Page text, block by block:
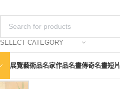
SELECT CATEGORY
展覽藝術品名家作品名畫傳奇名畫短片